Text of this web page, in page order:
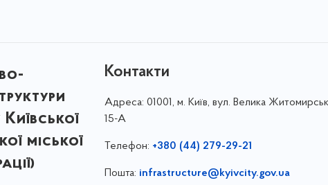
міської
Контакти
Адреса: 01001, м. Київ, вул. Велика
15-А
Телефон: +380 (44) 279-29-21
Пошта: infrastructure@kyivcity.gov.ua